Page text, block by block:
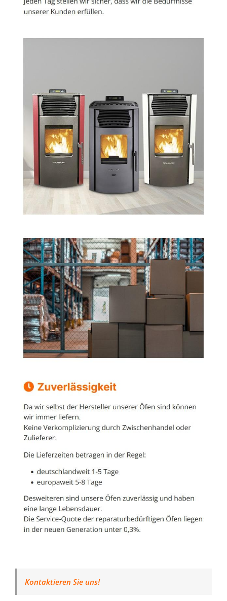
Kontaktieren Sie uns!